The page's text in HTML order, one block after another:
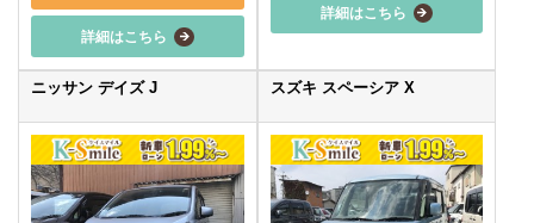
詳細はこちら
詳細はこちら
ニッサン デイズ J スズキ スペーシア X